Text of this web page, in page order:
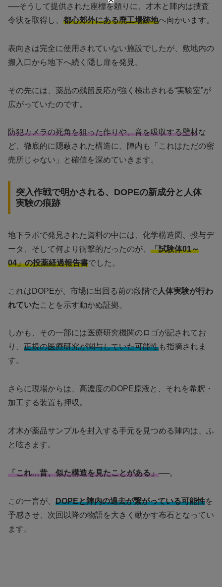
──そうして提供された座標を頼りに、才木と陣内は捜査
令状を取得し、 都心郊外にある廃工場跡地へ向かいます。
表向きは完全に使用されていない施設でしたが、敷地内の
搬入口から地下へ続く隠し扉を発見。
その先には、薬品の残留反応が強く検出される“実験室”が
広がっていたのです。
防犯カメラの死角を狙った作りや、音を吸収する壁材な
ど、徹底的に隠蔽された構造に、陣内も「これはただの密
売所じゃない」と確信を深めていきます。
突入作戦で明かされる、DOPEの新成分と人体
実験の痕跡
地下ラボで発見された資料の中には、化学構造図、投与デ
ータ、そして何より衝撃的だったのが、 「試験体01～
04」の投薬経過報告書でした。
これはDOPEが、市場に出回る前の段階で人体実験が行わ
れていたことを示す動かぬ証拠。
しかも、その一部には医療研究機関のロゴが記されてお
り、 正規の医療研究が関与していた可能性も指摘されま
す。
さらに現場からは、高濃度のDOPE原液と、それを希釈・
加工する装置も押収。
才木が薬品サンプルを封入する手元を見つめる陣内は、ふ
と呟きます。
「これ…昔、似た構造を見たことがある」──。
この一言が、 DOPEと陣内の過去が繋がっている可能性を
予感させ、次回以降の物語を大きく動かす布石となってい
ます。